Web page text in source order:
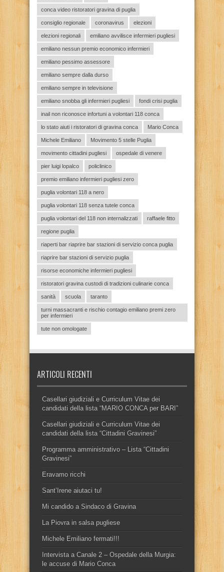
conca video ristoratori gravina di puglia
consiglio regionale coronavirus elezioni
elezioni regionali emiliano avvilisce infermieri pugliesi
emiliano nessun premio economico infermieri
emiliano pessimo assessore
emiliano sempre dalla durso
emiliano sempre in televisione
emiliano snobba gli infermieri pugliesi fondi crisi puglia
inail non riconosce infortuni a volontari 118 conca
lo stato aiuti i ristoratori di gravina conca Mario Conca
Michele Emiliano Movimento 5 stelle Puglia
movimento cittadini pugliesi ospedale di venere
pier luigi lopalco policlinico
premio emiliano infermieri pugliesi zero
puglia volontari 118 a nero
puglia volontari 118 senza tutele conca
puglia volontari del 118 non internalizzati raffaele fitto
regione puglia
riaperti bar riaprire bar stazioni di servizio conca puglia
riaprire bar stazioni di servizio puglia
risorse economiche infermieri pugliesi
ristoratori gravina custodi di tradizioni culinarie conca
sanità scuola taranto
turni massacranti e rischio contagio emiliano premi zero
per infermieri
tute non omologate
ARTICOLI RECENTI
Casellari giudiziali e Curriculum Vitae dei
candidati della lista “MARIO CONCA per BARI”
Casellari giudiziali e Curriculum Vitae dei
candidati della lista “Cittadini Gravinesi”
Programma amministrativo – Lista “Cittadini
Gravinesi”
Eravamo ricchi
Sant’Irene aiutaci tu!
Mi candido a Sindaco di Gravina
La Piovra in salsa pugliese
Michele Emiliano fermati!!!
Intervista a Canale 2 – Ospedale della Murgia:
le accuse di Mario Conca